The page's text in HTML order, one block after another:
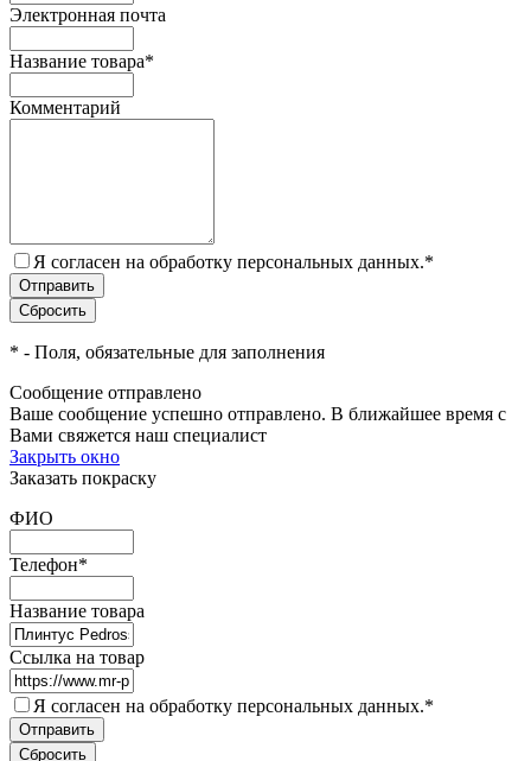
Электронная почта
Название товара*
Комментарий
Я согласен на обработку персональных данных.*
* - Поля, обязательные для заполнения
Сообщение отправлено
Ваше сообщение успешно отправлено. В ближайшее время с
Вами свяжется наш специалист
Закрыть окно
Заказать покраску
ФИО
Телефон*
Название товара
Ссылка на товар
Я согласен на обработку персональных данных.*